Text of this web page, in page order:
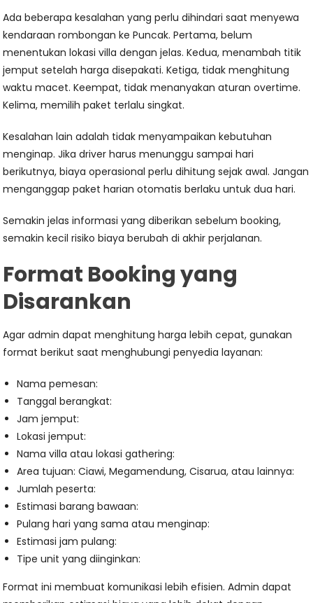
Ada beberapa kesalahan yang perlu dihindari saat menyewa
kendaraan rombongan ke Puncak. Pertama, belum
menentukan lokasi villa dengan jelas. Kedua, menambah titik
jemput setelah harga disepakati. Ketiga, tidak menghitung
waktu macet. Keempat, tidak menanyakan aturan overtime.
Kelima, memilih paket terlalu singkat.
Kesalahan lain adalah tidak menyampaikan kebutuhan
menginap. Jika driver harus menunggu sampai hari
berikutnya, biaya operasional perlu dihitung sejak awal. Jangan
menganggap paket harian otomatis berlaku untuk dua hari.
Semakin jelas informasi yang diberikan sebelum booking,
semakin kecil risiko biaya berubah di akhir perjalanan.
Format Booking yang
Disarankan
Agar admin dapat menghitung harga lebih cepat, gunakan
format berikut saat menghubungi penyedia layanan:
Nama pemesan:
Tanggal berangkat:
Jam jemput:
Lokasi jemput:
Nama villa atau lokasi gathering:
Area tujuan: Ciawi, Megamendung, Cisarua, atau lainnya:
Jumlah peserta:
Estimasi barang bawaan:
Pulang hari yang sama atau menginap:
Estimasi jam pulang:
Tipe unit yang diinginkan:
Format ini membuat komunikasi lebih efisien. Admin dapat